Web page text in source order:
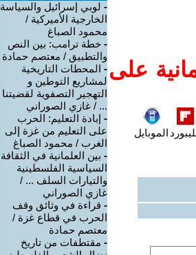
على
الموبايل
- لوبي إسرائيل والسياسة
الخارجية الأميركية /
محمود الصباغ
- خطة ترامب: بين النص
والتطبيق / معتصم حمادة
- المحطات التاريخية
لمشاريع التوطين و
التهجير التصفوية لقضيتنا
... / غازي الصوراني
- إبادة التعليم: الحرب
على التعليم من غزة إلى
الغرب / محمود الصباغ
- بين العلمانية في الثقافة
السياسية الفلسطينية
والتيارات السلف ... /
غازي الصوراني
- قراءة في وثائق وقف
الحرب في قطاع غزة /
معتصم حمادة
- مقتطفات من تاريخ